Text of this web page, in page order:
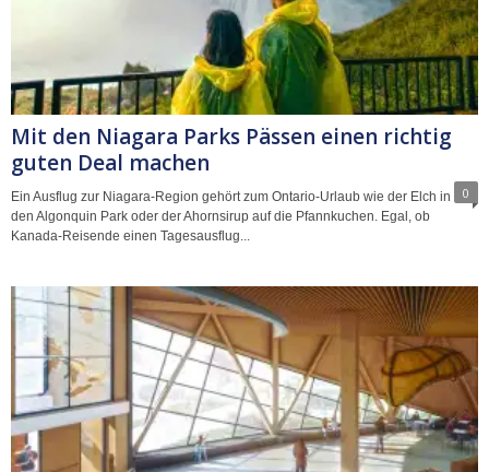
Mit den Niagara Parks Pässen einen richtig
guten Deal machen
0
Ein Ausflug zur Niagara-Region gehört zum Ontario-Urlaub wie der Elch in
den Algonquin Park oder der Ahornsirup auf die Pfannkuchen. Egal, ob
Kanada-Reisende einen Tagesausflug...